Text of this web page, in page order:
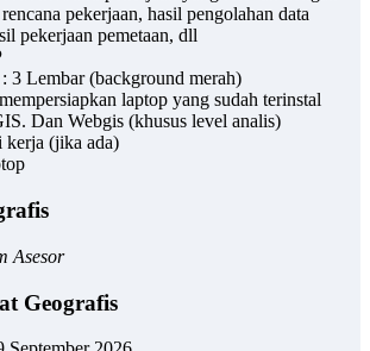
pekerjaan, hasil pengolahan data
pekerjaan pemetaan, dll
3 Lembar (background merah)
laptop yang sudah terinstal
Dan Webgis (khusus level analis)
kerja (jika ada)
Asesor
Geografis